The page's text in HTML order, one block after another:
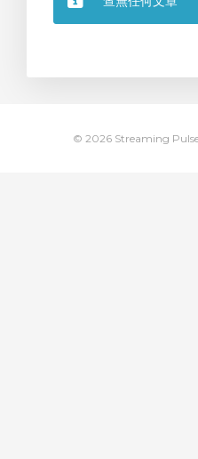
© 2026 Streaming